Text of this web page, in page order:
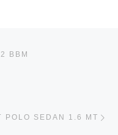
BBM
SEDAN 1.6 MT